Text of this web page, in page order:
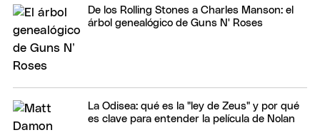
De los Rolling Stones a Charles Manson: el
árbol genealógico de Guns N' Roses
La Odisea: qué es la "ley de Zeus" y por qué
es clave para entender la película de Nolan